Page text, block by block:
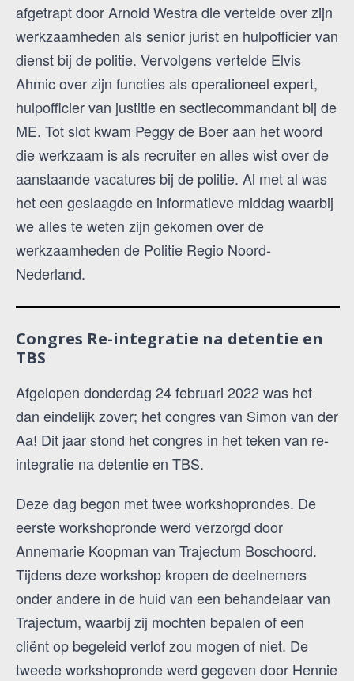
afgetrapt door Arnold Westra die vertelde over zijn
werkzaamheden als senior jurist en hulpofficier van
dienst bij de politie. Vervolgens vertelde Elvis
Ahmic over zijn functies als operationeel expert,
hulpofficier van justitie en sectiecommandant bij de
ME. Tot slot kwam Peggy de Boer aan het woord
die werkzaam is als recruiter en alles wist over de
aanstaande vacatures bij de politie. Al met al was
het een geslaagde en informatieve middag waarbij
we alles te weten zijn gekomen over de
werkzaamheden de Politie Regio Noord-
Nederland.
Congres Re-integratie na detentie en
TBS
Afgelopen donderdag 24 februari 2022 was het
dan eindelijk zover; het congres van Simon van der
Aa! Dit jaar stond het congres in het teken van re-
integratie na detentie en TBS.
Deze dag begon met twee workshoprondes. De
eerste workshopronde werd verzorgd door
Annemarie Koopman van Trajectum Boschoord.
Tijdens deze workshop kropen de deelnemers
onder andere in de huid van een behandelaar van
Trajectum, waarbij zij mochten bepalen of een
cliënt op begeleid verlof zou mogen of niet. De
tweede workshopronde werd gegeven door Hennie